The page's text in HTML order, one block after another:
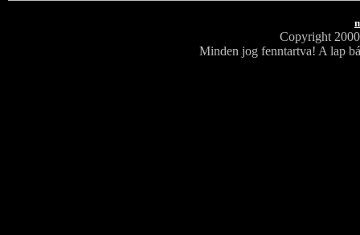
Copyright
Minden jog fenntartva! A lap